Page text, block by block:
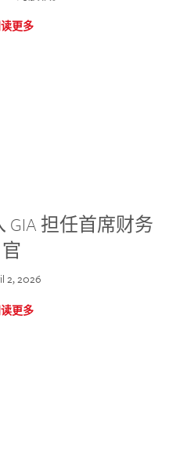
更多
GIA 担任首席财务
官
2, 2026
更多